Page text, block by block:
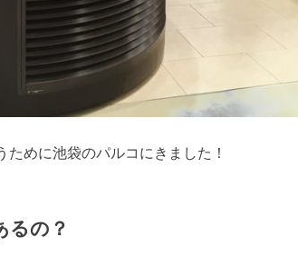
めに池袋のパルコにきました！
るの？